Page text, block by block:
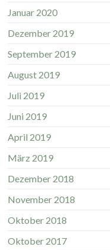
Januar 2020
Dezember 2019
September 2019
August 2019
Juli 2019
Juni 2019
April 2019
März 2019
Dezember 2018
November 2018
Oktober 2018
Oktober 2017